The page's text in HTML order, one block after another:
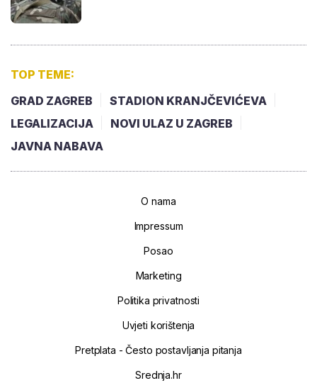
TOP TEME:
GRAD ZAGREB
STADION KRANJČEVIĆEVA
LEGALIZACIJA
NOVI ULAZ U ZAGREB
JAVNA NABAVA
O nama
Impressum
Posao
Marketing
Politika privatnosti
Uvjeti korištenja
Pretplata - Često postavljanja pitanja
Srednja.hr